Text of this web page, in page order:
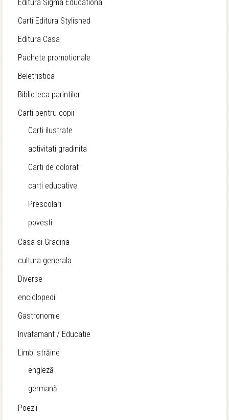
Editura Sigma Educational
Carti Editura Stylished
Editura Casa
Pachete promotionale
Beletristica
Biblioteca parintilor
Carti pentru copii
Carti ilustrate
activitati gradinita
Carti de colorat
carti educative
Prescolari
povesti
Casa si Gradina
cultura generala
Diverse
enciclopedii
Gastronomie
Invatamant / Educatie
Limbi străine
engleză
germană
Poezii